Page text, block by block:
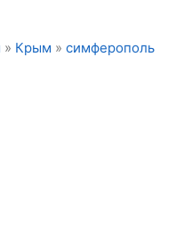
» Крым » симферополь